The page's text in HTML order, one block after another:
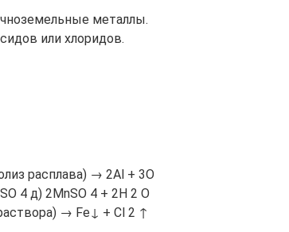
металлы.
или хлоридов.
расплава) → 2Al + 3O
4 д) 2MnSO 4 + 2H 2 O
→ Fe↓ + Cl 2 ↑